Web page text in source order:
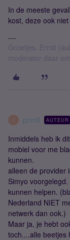
In de meeste
kost, deze ook
Groetjes, Ernst
moderator daar
P printil AUTEUR
Inmiddels heb ik
mobiel voor me
kunnen.
alleen de provider
Simyo
kunnen helpen.
Nederland NIET
netwerk dan ook.)
Maar ja, je hebt
toch....alle beetjes